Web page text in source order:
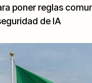
poner reglas
de IA